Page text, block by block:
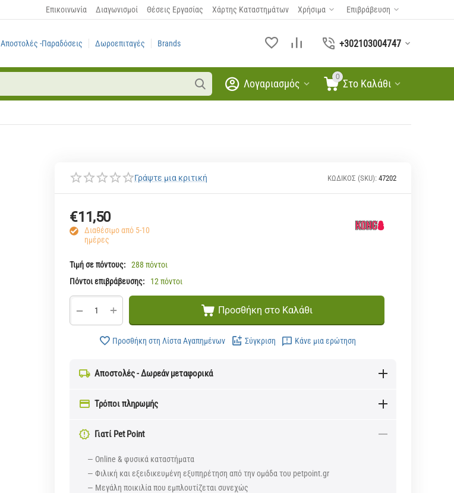
Επικοινωνία Διαγωνισμοί Θέσεις Εργασίας Χάρτης Καταστημάτων Χρήσιμα Επιβράβευση
Αποστολές -Παραδόσεις Δωροεπιταγές Brands +302103004747
0
Στο Καλάθι
Λογαριασμός
Γράψτε μια κριτική ΚΩΔΙΚΟΣ (SKU): 47202
€11,50
Διαθέσιμο από 5-10
ημέρες
Τιμή σε πόντους:
288 πόντοι
Πόντοι επιβράβευσης:
12 πόντοι
+
− Προσθήκη στο Καλάθι
Προσθήκη στη Λίστα Αγαπημένων Σύγκριση Κάνε μια ερώτηση
Αποστολές - Δωρεάν μεταφορικά
Τρόποι πληρωμής
Γιατί Pet Point
— Online & φυσικά καταστήματα
— Φιλική και εξειδικευμένη εξυπηρέτηση από την ομάδα του petpoint.gr
— Μεγάλη ποικιλία που εμπλουτίζεται συνεχώς